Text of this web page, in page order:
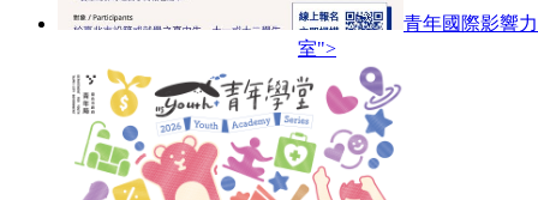
青年國際影響
室">